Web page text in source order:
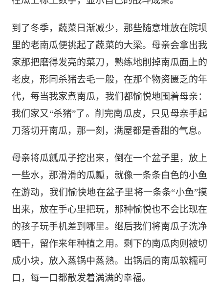
到了冬季，蔬菜日渐减少，那些随意堆放在院坝
里的老南瓜便挑起了蔬菜的大梁。母亲会拿出我
家那把磨得发亮的菜刀 ，熟练地削掉南瓜面上的
老皮，形同杀猪去毛一般，在那个物资匮乏的年
代，每当我家煮南瓜，我们都愉悦地围着母亲：
我们家又“杀猪”了。削完南瓜皮，只见母亲手起
刀落切开南瓜， 那一刻，满屋都是香甜的气息。
母亲将瓜瓤瓜子挖出来，倒在一个盆子里，放上
一些水，那滑滑的瓜瓤，就像一条条白色的小鱼
在游动，我们愉快地在盆子里将一条条“小鱼”摸
出来，放在手心里把玩，那种愉悦也不会比现在
的孩子玩手机差到哪里。继后我们 将南瓜子洗净
晒干，留作来年种植之用。剩下的南瓜肉则被切
成小块，放入蒸锅中蒸熟。出锅后的南瓜软糯可
口，每一口都散发着满满的幸福。